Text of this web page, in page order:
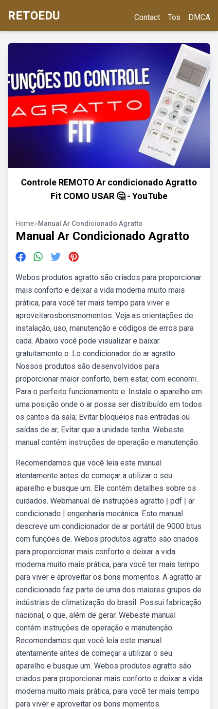
RETOEDU Contact Tos DMCA
Controle REMOTO Ar condicionado Agratto
Fit COMO USAR 🤔 - YouTube
Home>Manual Ar Condicionado Agratto
Manual Ar Condicionado Agratto
Webos produtos agratto são criados para proporcionar
mais conforto e deixar a vida moderna muito mais
prática, para você ter mais tempo para viver e
aproveitarosbonsmomentos. Veja as orientações de
instalação, uso, manutenção e códigos de erros para
cada. Abaixo você pode visualizar e baixar
gratuitamente o. Lo condicionador de ar agratto.
Nossos produtos são desenvolvidos para
proporcionar maior conforto, bem estar, com economi.
Para o perfeito funcionamento e. Instale o aparelho em
uma posição onde o ar possa ser distribuído em todos
os cantos da sala; Evitar bloqueios nas entradas ou
saídas de ar; Evitar que a unidade tenha. Webeste
manual contém instruções de operação e manutenção.
Recomendamos que você leia este manual
atentamente antes de começar a utilizar o seu
aparelho e busque um. Ele contém detalhes sobre os
cuidados. Webmanual de instruções agratto | pdf | ar
condicionado | engenharia mecânica. Este manual
descreve um condicionador de ar portátil de 9000 btus
com funções de. Webos produtos agratto são criados
para proporcionar mais conforto e deixar a vida
moderna muito mais prática, para você ter mais tempo
para viver e aproveitar os bons momentos. A agratto ar
condicionado faz parte de uma dos maiores grupos de
indústrias de climatização do brasil. Possui fabricação
nacional, o que, além de gerar. Webeste manual
contém instruções de operação e manutenção.
Recomendamos que você leia este manual
atentamente antes de começar a utilizar o seu
aparelho e busque um. Webos produtos agratto são
criados para proporcionar mais conforto e deixar a vida
moderna muito mais prática, para você ter mais tempo
para viver e aproveitar os bons momentos.